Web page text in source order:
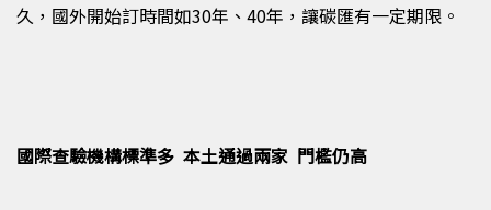
久，國外開始訂時間如30年、40年，讓碳匯有一定期限。
國際查驗機構標準多 本土通過兩家 門檻仍高